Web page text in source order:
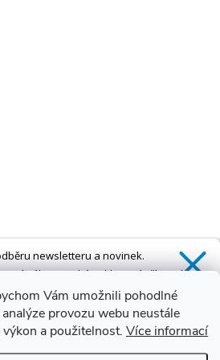
Vám umožnili pohodlné
provozu webu neustále
a použitelnost. Více informací
newsletteru a novinek.
nákup a také exkluzivní přístup k
a dalším speciálním nabídkám.*